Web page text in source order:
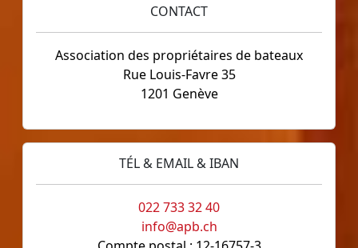
CONTACT
Association des propriétaires de bateaux
Rue Louis-Favre 35
1201 Genève
TÉL & EMAIL & IBAN
022 733 32 40
info@apb.ch